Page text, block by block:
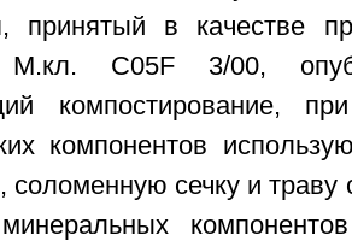
принятый в качестве
М.кл. C05F 3/00,
компостирование,
компонентов
соломенную сечку и траву
минеральных